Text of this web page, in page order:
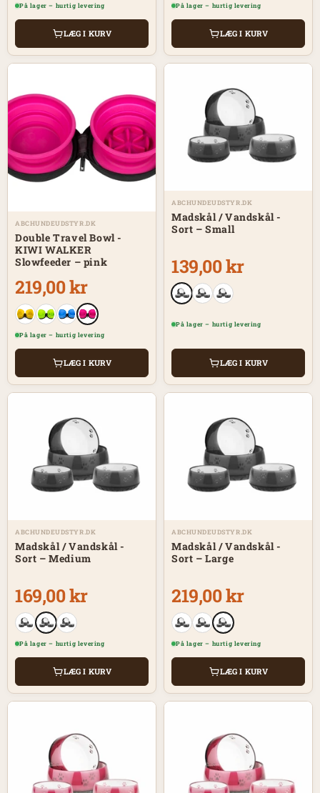
På lager – hurtig levering
LÆG I KURV
På lager – hurtig levering
LÆG I KURV
ABCHUNDEUDSTYR.DK
Double Travel Bowl -
KIWI WALKER
Slowfeeder – pink
219,00 kr
På lager – hurtig levering
LÆG I KURV
ABCHUNDEUDSTYR.DK
Madskål / Vandskål -
Sort – Small
139,00 kr
På lager – hurtig levering
LÆG I KURV
ABCHUNDEUDSTYR.DK
Madskål / Vandskål -
Sort – Medium
169,00 kr
På lager – hurtig levering
LÆG I KURV
ABCHUNDEUDSTYR.DK
Madskål / Vandskål -
Sort – Large
219,00 kr
På lager – hurtig levering
LÆG I KURV